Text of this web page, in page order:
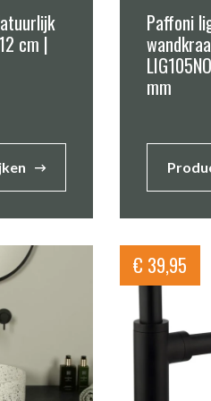
cm |
Paffoni
mm
€ 39,95